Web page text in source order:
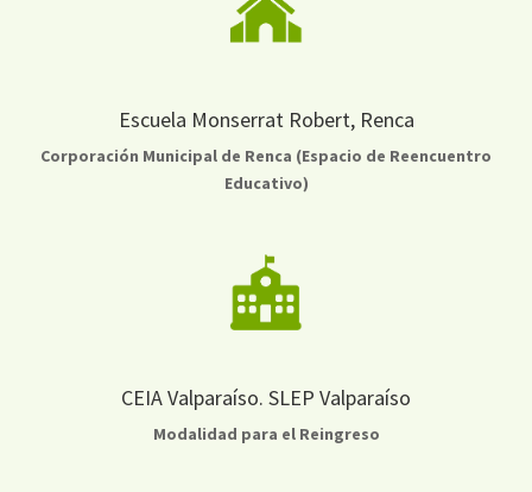
Escuela Monserrat Robert, Renca
Corporación Municipal de Renca (Espacio de Reencuentro
Educativo)
CEIA Valparaíso. SLEP Valparaíso
Modalidad para el Reingreso